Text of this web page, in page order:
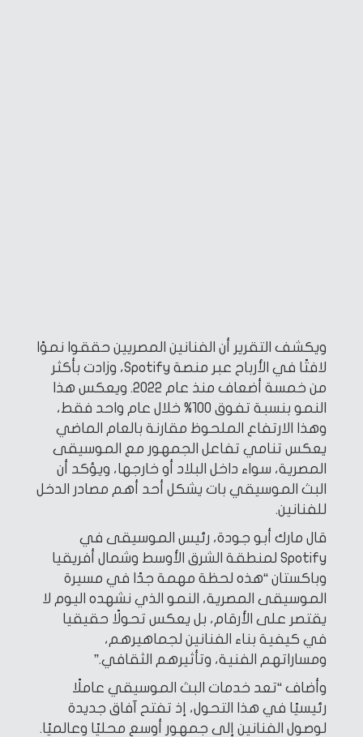
ويكشف التقرير أن الفنانين المصريين حققوا نموًا
لافتًا في الأرباح عبر منصة Spotify، وزادت بأكثر
من خمسة أضعاف منذ عام 2022. ويعكس هذا
النمو بنسبة تفوق 100% خلال عام واحد فقط،
وهذا الارتفاع الملحوظ مقارنة بالعام الماضي
يعكس تنامي تفاعل الجمهور مع الموسيقى
المصرية، سواء داخل البلاد أو خارجها، ويؤكد أن
البث الموسيقي بات يشكل أحد أهم مصادر الدخل
للفنانين.
قال مارك أبو جودة، رئيس الموسيقى في
Spotify لمنطقة الشرق الأوسط وشمال أفريقيا
وباكستان “هذه لحظة مهمة جدًا في مسيرة
الموسيقى المصرية، النمو الذي نشهده اليوم لا
يقتصر على الأرقام، بل يعكس تحولًا حقيقيا
في كيفية بناء الفنانين لجماهيرهم،
ومساراتهم الفنية، وتأثيرهم الثقافي.”
وأضاف “تعد خدمات البث الموسيقي عاملًا
رئيسيًا في هذا التحول، إذ تفتح آفاق جديدة
لوصول الفنانين إلى جمهور أوسع محليًا وعالميًا.